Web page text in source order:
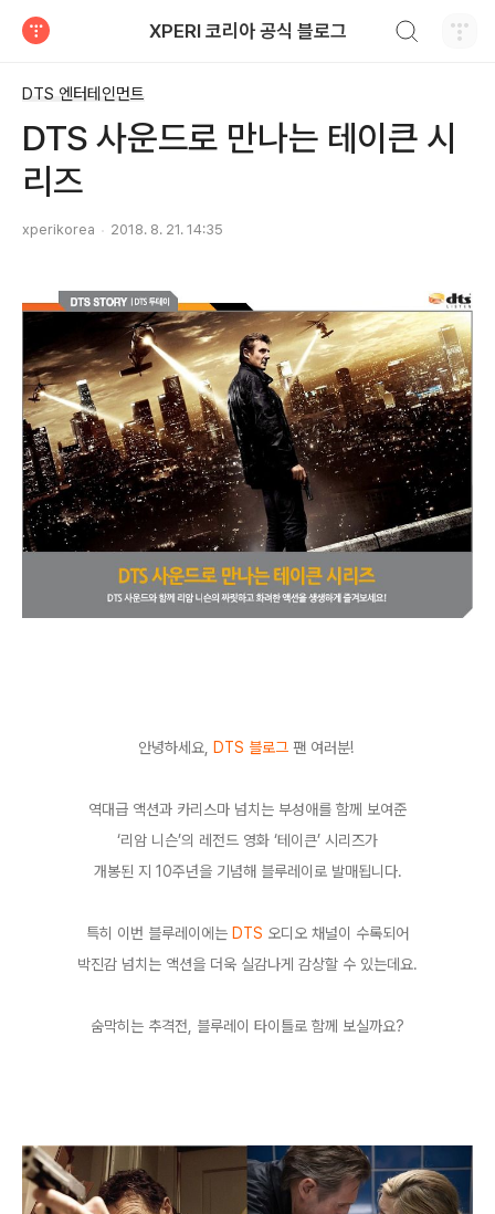
XPERI 코리아 공식 블로그
DTS 엔터테인먼트
DTS 사운드로 만나는 테이큰 시
리즈
xperikorea 2018. 8. 21. 14:35
안녕하세요, DTS 블로그팬 여러분!
역대급 액션과 카리스마 넘치는 부성애를 함께 보여준
‘리암 니슨’의 레전드 영화 ‘테이큰’ 시리즈가
개봉된 지 10주년을 기념해 블루레이로 발매됩니다.
특히 이번 블루레이에는 DTS 오디오 채널이 수록되어
박진감 넘치는 액션을 더욱 실감나게 감상할 수 있는데요.
숨막히는 추격전 , 블루레이 타이틀로 함께 보실까요?